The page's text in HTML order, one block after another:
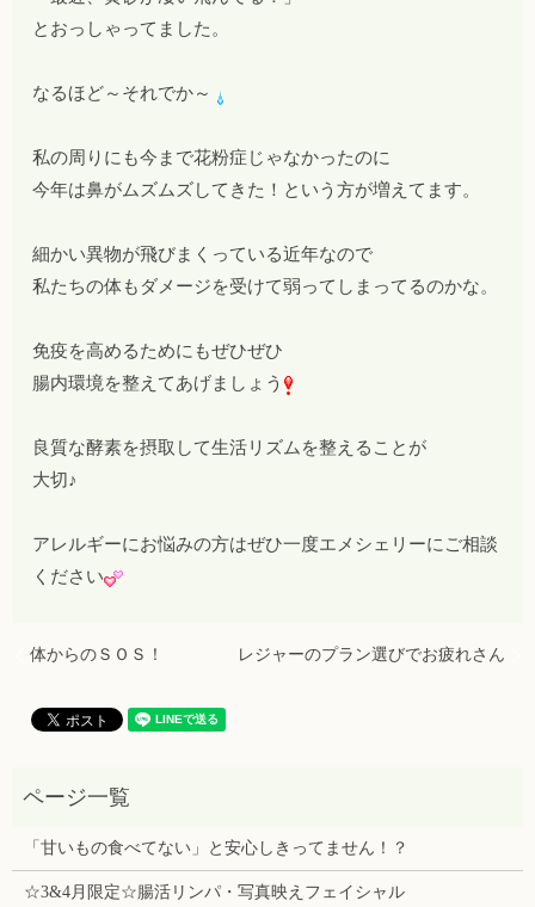
とおっしゃってました。
なるほど～それでか～
私の周りにも今まで花粉症じゃなかったのに
今年は鼻がムズムズしてきた！という方が増えてます。
細かい異物が飛びまくっている近年なので
私たちの体もダメージを受けて弱ってしまってるのかな。
免疫を高めるためにもぜひぜひ
腸内環境を整えてあげましょう
良質な酵素を摂取して生活リズムを整えることが
大切♪
アレルギーにお悩みの方はぜひ一度エメシェリーにご相談
ください
体からのＳＯＳ！ レジャーのプラン選びでお疲れさん
「甘いもの食べてない」と安心しきってません！？
☆3&4月限定☆腸活リンパ・写真映えフェイシャル